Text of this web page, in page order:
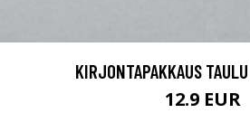
KIRJONTAPAKKAUS
12.9 EUR